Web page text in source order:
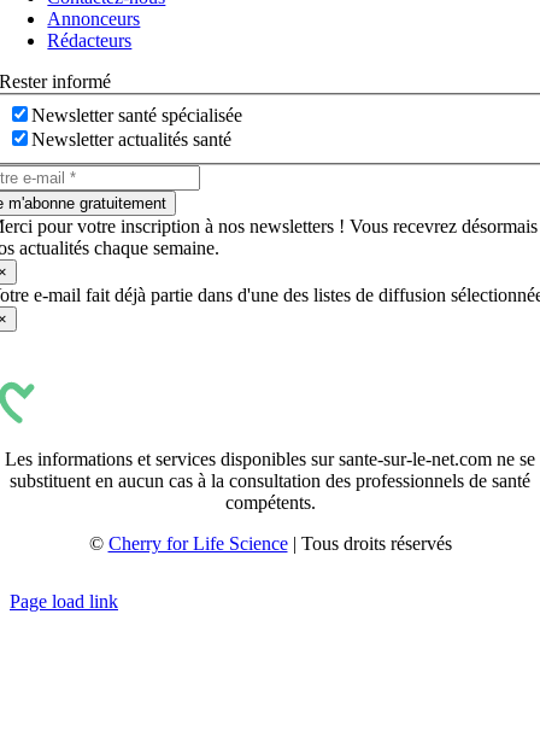
bascule
Annonceurs
Rédacteurs
Rester informé
Newsletter santé spécialisée
Newsletter actualités santé
m'abonne gratuitement
pour votre inscription à nos newsletters ! Vous recevrez désormais
actualités chaque semaine.
e-mail fait déjà partie dans d'une des listes de diffusion
Les informations et services disponibles sur sante-sur-le-net.com ne se
substituent en aucun cas à la consultation des professionnels de santé
compétents.
© Cherry for Life Science| Tous droits réservés
Page load link